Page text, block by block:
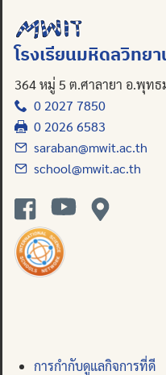
โรงเรียนมหิดลวิทย
364 หมู่ 5 ต.ศาลายา อ.พุท
0 2027 7850
0 2026 6583
saraban@mwit.ac.th
school@mwit.ac.th
การกำกับดูแลกิจการที่ดี